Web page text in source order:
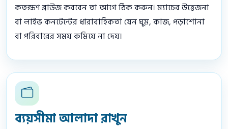
কতক্ষণ ব্রাউজ করবেন তা আগে ঠিক করুন। ম্যাচের উত্তেজনা
বা লাইভ কনটেন্টের ধারাবাহিকতা যেন ঘুম, কাজ, পড়াশোনা
বা পরিবারের সময় কমিয়ে না দেয়।
ব্যয়সীমা আলাদা রাখুন